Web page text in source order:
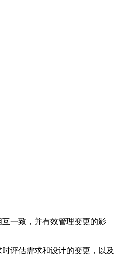
一致，并有效管理变更的影
评估需求和设计的变更，以及